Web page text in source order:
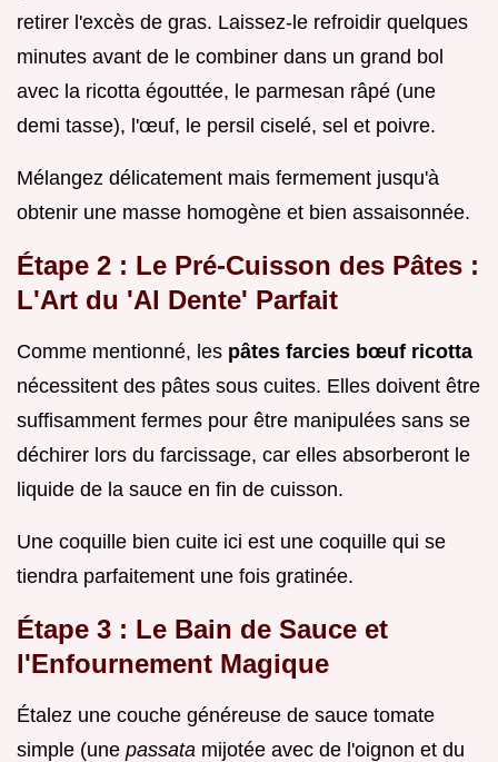
retirer l'excès de gras. Laissez-le refroidir quelques
minutes avant de le combiner dans un grand bol
avec la ricotta égouttée, le parmesan râpé (une
demi tasse), l'œuf, le persil ciselé, sel et poivre.
Mélangez délicatement mais fermement jusqu'à
obtenir une masse homogène et bien assaisonnée.
Étape 2 : Le Pré-Cuisson des Pâtes :
L'Art du 'Al Dente' Parfait
Comme mentionné, les pâtes farcies bœuf ricotta
nécessitent des pâtes sous cuites. Elles doivent être
suffisamment fermes pour être manipulées sans se
déchirer lors du farcissage, car elles absorberont le
liquide de la sauce en fin de cuisson.
Une coquille bien cuite ici est une coquille qui se
tiendra parfaitement une fois gratinée.
Étape 3 : Le Bain de Sauce et
l'Enfournement Magique
Étalez une couche généreuse de sauce tomate
simple (une passata mijotée avec de l'oignon et du